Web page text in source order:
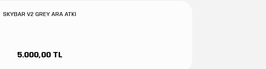
SKYBAR V2 GREY ARA ATKI
5.000,00 TL